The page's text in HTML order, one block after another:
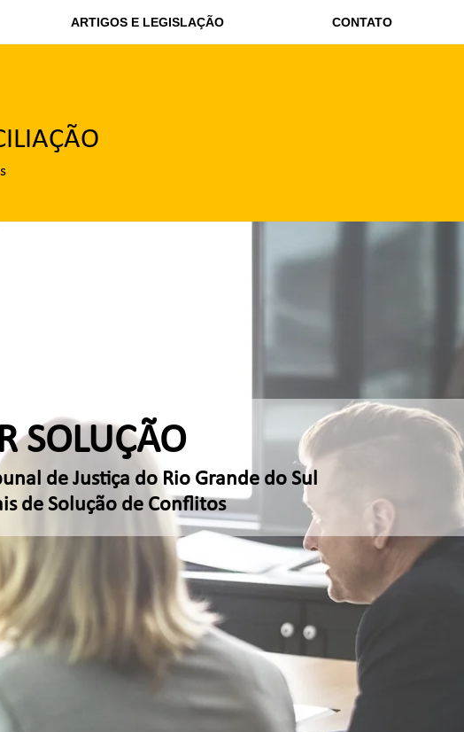
ARTIGOS E LEGISLAÇÃO CONTATO
SOLUÇÃO
de Justiça do Rio Grande do Sul
de Solução de Conflitos